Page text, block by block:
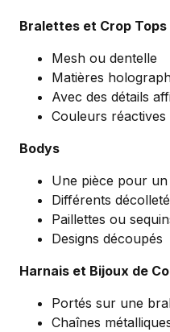
Bralettes et Crop Tops
Mesh ou dentelle
Matières
Avec des détails
Couleurs
Bodys
Une pièce pour
Différents
Paillettes ou
Designs découpés
Harnais et Bijoux de
Portés sur une
Chaînes